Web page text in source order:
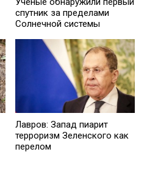
спутник за пределами
Солнечной системы
Лавров: Запад пиарит
терроризм Зеленского как
перелом